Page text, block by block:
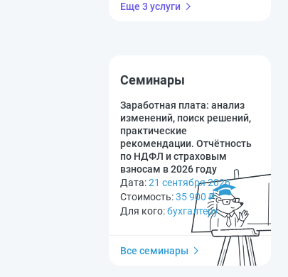
Еще 3 услуги
Семинары
Заработная плата: анализ
изменений, поиск решений,
практические
рекомендации. Отчётность
по НДФЛ и страховым
взносам в 2026 году
Дата:21 сентября 2026
Стоимость:35 900 ₽
Для кого:бухгалтеру
Все семинары